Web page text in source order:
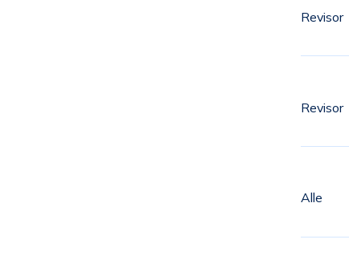
Revisor
Revisor
Alle